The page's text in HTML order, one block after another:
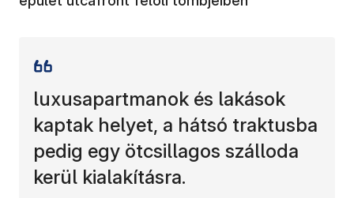
luxusapartmanok és lakások
kaptak helyet, a hátsó traktusba
pedig egy ötcsillagos szálloda
kerül kialakításra.